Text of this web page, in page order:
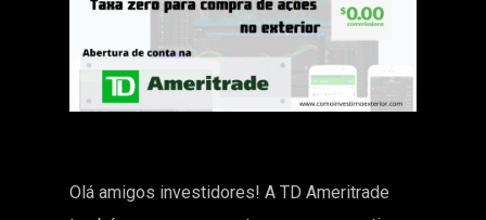
Olá amigos investidores! A TD Ameritrade